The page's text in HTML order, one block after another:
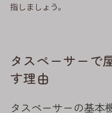
指しましょう。
タスペーサーで
す理由
タスペーサーの基本